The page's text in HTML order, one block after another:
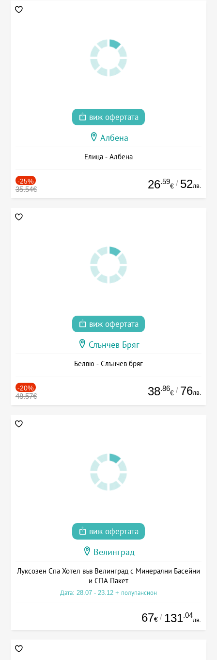
виж офертата
Албена
Елица - Албена
-25%
35.54€ 26.59
€ / 52лв.
виж офертата
Слънчев Бряг
Белвю - Слънчев бряг
-20%
48.57€ 38.86
€ / 76лв.
виж офертата
Велинград
Луксозен Спа Хотел във Велинград с Минерални Басейни
и СПА Пакет
Дата: 28.07 - 23.12 + полупансион
67€ / 131.04
лв.